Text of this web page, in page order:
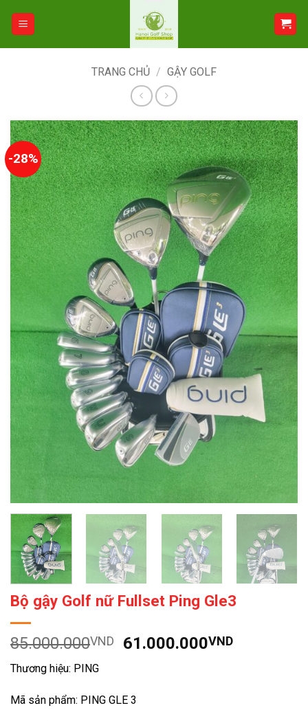
TRANG CHỦ / GẬY GOLF
-28%
Bộ gậy Golf nữ Fullset Ping Gle3
85.000.000VND
Giá
85.000.000VND.
61.000.000VNDGiá
Thương hiệu: PING
Mã sản phẩm: PING GLE 3